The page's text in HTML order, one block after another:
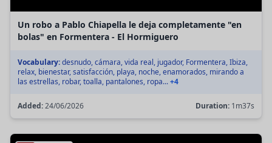
Un robo a Pablo Chiapella le deja completamente "en
bolas" en Formentera - El Hormiguero
Vocabulary:desnudo, cámara, vida real, jugador, Formentera, Ibiza,
relax, bienestar, satisfacción, playa, noche, enamorados, mirando a
las estrellas, robar, toalla, pantalones, ropa...+4
Added:24/06/2026 Duration: 1m37s